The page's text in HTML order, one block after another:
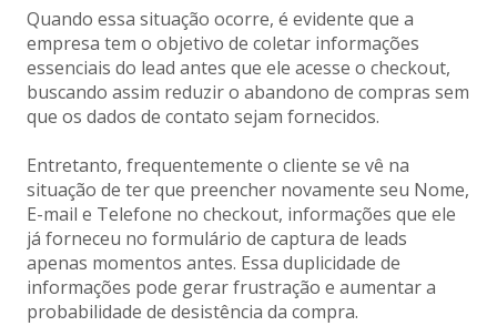
Quando essa situação ocorre, é evidente que a
empresa tem o objetivo de coletar informações
essenciais do lead antes que ele acesse o checkout,
buscando assim reduzir o abandono de compras sem
que os dados de contato sejam fornecidos.
Entretanto, frequentemente o cliente se vê na
situação de ter que preencher novamente seu Nome,
E-mail e Telefone no checkout, informações que ele
já forneceu no formulário de captura de leads
apenas momentos antes. Essa duplicidade de
informações pode gerar frustração e aumentar a
probabilidade de desistência da compra.